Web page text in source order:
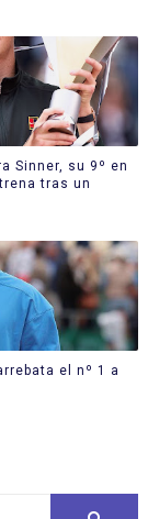
Sinner, su 9º en
tras un
el nº 1 a